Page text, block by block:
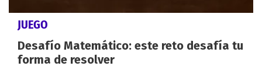
JUEGO
Desafío Matemático: este reto desafía tu
forma de resolver